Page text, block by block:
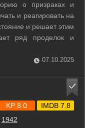
о призраках и
и реагировать на
и решает этим
ряд проделок и
Тома. Обманчивые
Томa до паники,
07.10.2025
1942
KP 8.0 IMDB 7.8